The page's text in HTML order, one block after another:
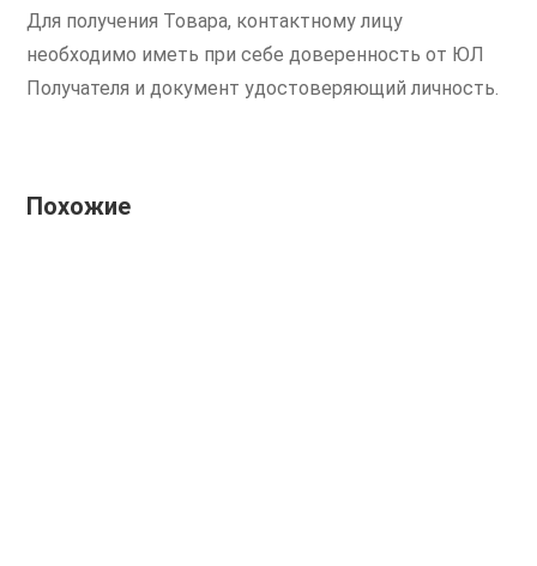
Для получения Товара, контактному лицу
необходимо иметь при себе доверенность от ЮЛ
Получателя и документ удостоверяющий личность.
Похожие